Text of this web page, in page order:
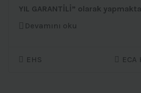
YIL GARANTİLİ” olarak
Devamını oku
EHS